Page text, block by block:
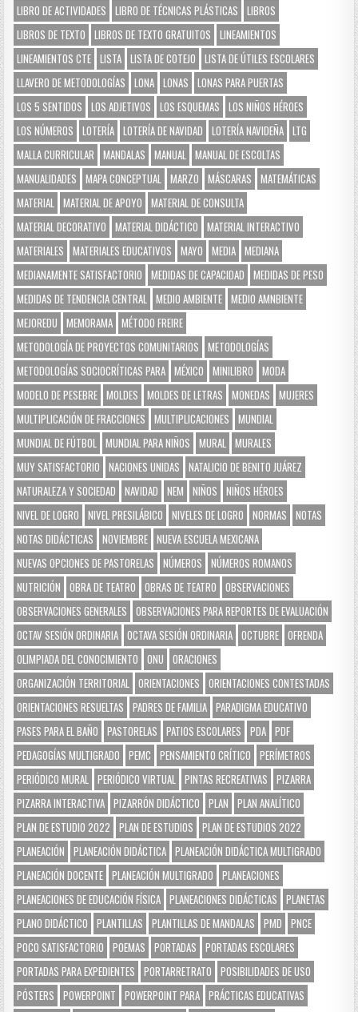
LIBRO DE ACTIVIDADES
LIBRO DE TÉCNICAS PLÁSTICAS
LIBROS
LIBROS DE TEXTO
LIBROS DE TEXTO GRATUITOS
LINEAMIENTOS
LINEAMIENTOS CTE LISTA LISTA DE COTEJO
LISTA DE ÚTILES ESCOLARES
LLAVERO DE METODOLOGÍAS
LONA LONAS
LONAS PARA PUERTAS
LOS 5 SENTIDOS
LOS ADJETIVOS LOS ESQUEMAS
LOS NIÑOS HÉROES
LOS NÚMEROS
LOTERÍA LOTERÍA DE NAVIDAD LOTERÍA NAVIDEÑA LTG
MALLA CURRICULAR
MANDALAS MANUAL MANUAL DE ESCOLTAS
MANUALIDADES
MAPA CONCEPTUAL MARZO MÁSCARAS
MATEMÁTICAS
MATERIAL MATERIAL DE APOYO
MATERIAL DE CONSULTA
MATERIAL DECORATIVO
MATERIAL DIDÁCTICO
MATERIAL INTERACTIVO
MATERIALES
MATERIALES EDUCATIVOS MAYO MEDIA MEDIANA
MEDIANAMENTE SATISFACTORIO
MEDIDAS DE CAPACIDAD
MEDIDAS DE PESO
MEDIDAS DE TENDENCIA CENTRAL MEDIO AMBIENTE MEDIO AMNBIENTE
MEJOREDU
MEMORAMA MÉTODO FREIRE
METODOLOGÍA DE PROYECTOS COMUNITARIOS
METODOLOGÍAS
METODOLOGÍAS SOCIOCRÍTICAS PARA MÉXICO MINILIBRO
MODA
MODELO DE PESEBRE MOLDES MOLDES DE LETRAS MONEDAS
MUJERES
MULTIPLICACIÓN DE FRACCIONES
MULTIPLICACIONES
MUNDIAL
MUNDIAL DE FÚTBOL MUNDIAL PARA NIÑOS MURAL MURALES
MUY SATISFACTORIO
NACIONES UNIDAS
NATALICIO DE BENITO JUÁREZ
NATURALEZA Y SOCIEDAD
NAVIDAD NEM NIÑOS
NIÑOS HÉROES
NIVEL DE LOGRO
NIVEL PRESILÁBICO NIVELES DE LOGRO NORMAS
NOTAS
NOTAS DIDÁCTICAS
NOVIEMBRE NUEVA ESCUELA MEXICANA
NUEVAS OPCIONES DE PASTORELAS
NÚMEROS
NÚMEROS ROMANOS
NUTRICIÓN
OBRA DE TEATRO OBRAS DE TEATRO
OBSERVACIONES
OBSERVACIONES GENERALES
OBSERVACIONES PARA REPORTES DE EVALUACIÓN
OCTAV SESIÓN ORDINARIA OCTAVA SESIÓN ORDINARIA OCTUBRE OFRENDA
OLIMPIADA DEL CONOCIMIENTO
ONU
ORACIONES
ORGANIZACIÓN TERRITORIAL ORIENTACIONES
ORIENTACIONES CONTESTADAS
ORIENTACIONES RESUELTAS
PADRES DE FAMILIA PARADIGMA EDUCATIVO
PASES PARA EL BAÑO
PASTORELAS PATIOS ESCOLARES PDA PDF
PEDAGOGÍAS MULTIGRADO
PEMC PENSAMIENTO CRÍTICO
PERÍMETROS
PERIÓDICO MURAL PERIÓDICO VIRTUAL PINTAS RECREATIVAS
PIZARRA
PIZARRA INTERACTIVA PIZARRÓN DIDÁCTICO PLAN
PLAN ANALÍTICO
PLAN DE ESTUDIO 2022
PLAN DE ESTUDIOS
PLAN DE ESTUDIOS 2022
PLANEACIÓN
PLANEACIÓN DIDÁCTICA PLANEACIÓN DIDÁCTICA MULTIGRADO
PLANEACIÓN DOCENTE PLANEACIÓN MULTIGRADO
PLANEACIONES
PLANEACIONES DE EDUCACIÓN FÍSICA PLANEACIONES DIDÁCTICAS
PLANETAS
PLANO DIDÁCTICO
PLANTILLAS PLANTILLAS DE MANDALAS PMD
PNCE
POCO SATISFACTORIO
POEMAS PORTADAS
PORTADAS ESCOLARES
PORTADAS PARA EXPEDIENTES
PORTARRETRATO
POSIBILIDADES DE USO
PÓSTERS
POWERPOINT POWERPOINT PARA PRÁCTICAS EDUCATIVAS